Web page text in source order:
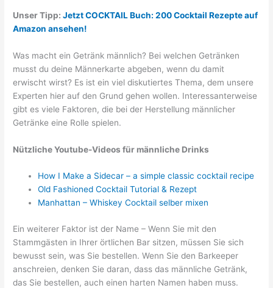
Unser Tipp:Jetzt COCKTAIL Buch: 200 Cocktail Rezepte auf
Amazon ansehen!
Was macht ein Getränk männlich? Bei welchen Getränken
musst du deine Männerkarte abgeben, wenn du damit
erwischt wirst? Es ist ein viel diskutiertes Thema, dem unsere
Experten hier auf den Grund gehen wollen. Interessanterweise
gibt es viele Faktoren, die bei der Herstellung männlicher
Getränke eine Rolle spielen.
Nützliche Youtube-Videos für männliche Drinks
How I Make a Sidecar – a simple classic cocktail recipe
Old Fashioned Cocktail Tutorial & Rezept
Manhattan – Whiskey Cocktail selber mixen
Ein weiterer Faktor ist der Name – Wenn Sie mit den
Stammgästen in Ihrer örtlichen Bar sitzen, müssen Sie sich
bewusst sein, was Sie bestellen. Wenn Sie den Barkeeper
anschreien, denken Sie daran, dass das männliche Getränk,
das Sie bestellen, auch einen harten Namen haben muss.